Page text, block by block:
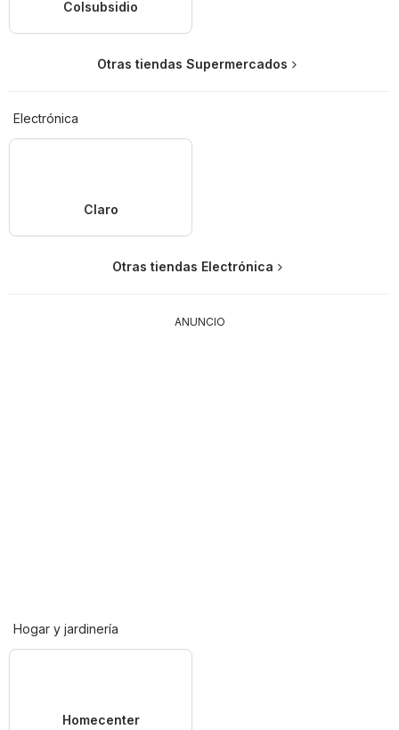
Colsubsidio
Otras tiendas Supermercados
Electrónica
Claro
Otras tiendas Electrónica
ANUNCIO
Hogar y jardinería
Homecenter